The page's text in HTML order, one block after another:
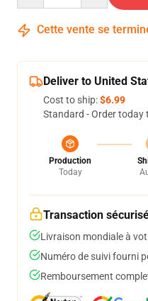
Cette vente se
Deliver to United
Cost to ship:$6.99
Standard - Order today
Production
Today
Transaction
Livraison mondiale à
Numéro de suivi fourni
Remboursement